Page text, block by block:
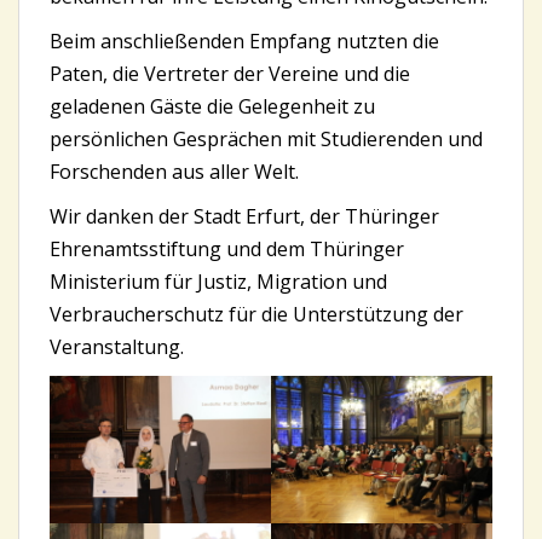
Beim anschließenden Empfang nutzten die
Paten, die Vertreter der Vereine und die
geladenen Gäste die Gelegenheit zu
persönlichen Gesprächen mit Studierenden und
Forschenden aus aller Welt.
Wir danken der Stadt Erfurt, der Thüringer
Ehrenamtsstiftung und dem Thüringer
Ministerium für Justiz, Migration und
Verbraucherschutz für die Unterstützung der
Veranstaltung.